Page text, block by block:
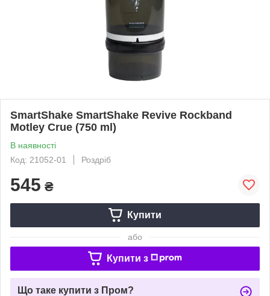
SmartShake SmartShake Revive Rockband
Motley Crue (750 ml)
В наявності
Код: 21052-01
Роздріб
545 ₴
Купити
або
Купити з
Що таке купити з Пром?